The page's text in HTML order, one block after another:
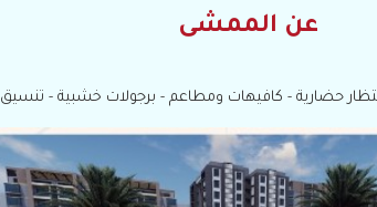
عن الممشى